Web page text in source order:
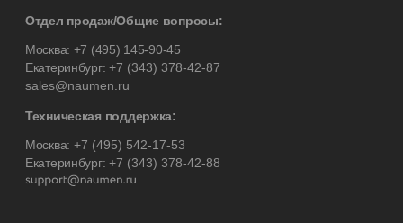
Отдел продаж/Общие вопросы:
Москва: +7 (495) 145-90-45
Екатеринбург:+7 (343) 378-42-87
sales@naumen.ru
Техническая поддержка:
Москва: +7 (495) 542-17-53
Екатеринбург:+7 (343) 378-42-88